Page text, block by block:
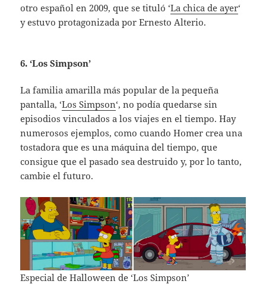
otro español en 2009, que se tituló ‘La chica de ayer‘
y estuvo protagonizada por Ernesto Alterio.
6. ‘Los Simpson’
La familia amarilla más popular de la pequeña
pantalla, ‘Los Simpson‘, no podía quedarse sin
episodios vinculados a los viajes en el tiempo. Hay
numerosos ejemplos, como cuando Homer crea una
tostadora que es una máquina del tiempo, que
consigue que el pasado sea destruido y, por lo tanto,
cambie el futuro.
Especial de Halloween de ‘Los Simpson’